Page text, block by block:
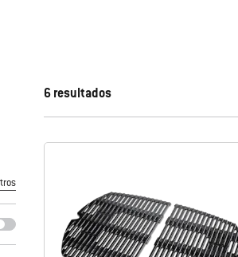
se actualizará con nuevos resultados.
6 resultados